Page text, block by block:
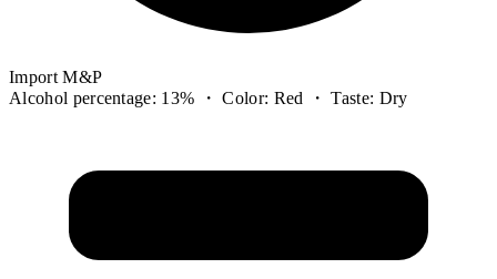
Import M&P
Alcohol percentage: 13% ・ Color: Red ・ Taste: Dry